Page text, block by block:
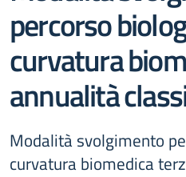
percorso
curvatura
annualità
Modalità svolgimento
curvatura biomedica